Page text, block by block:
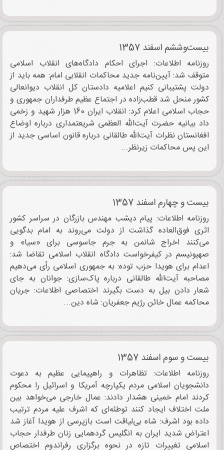
بیست‌وششم اسفند 1357
روزنامه اطلاعات: اجرای احکام دادگاه‌های انقلاب اسلامی
متوقف شد: آیین‌نامه جدید محاکمات انقلابی امام: همه باید از
دولت پشتیبانی کنیم اعلامیه دادستان کل انقلاب دیوانعالی
کشور منحل شد قطب‌زاده در اجتماع عظیم طرفداران جمهوری و
حجاب اسلامی اعلام کرد: انقلاب ایران 160 هزار شهید و زخمی
داد بیانیه حضرت آیت‌الله العظمی شریعتمداری درباره اوضاع
افغانستان نظرات آیت‌الله طالقانی درباره قانون اساسی جدید از
این پس محاکمات زیرنظر...
بیست و چهارم اسفند 1357
روزنامه اطلاعات: پیام دیشب مهندس بازرگان در سراسر کشور
اثری فوق‌العاده گذاشت از دولت می‌روند به امام بدگویی
می‌کنند اخراج شانمن به جرم جاسوسی برای «سیا» و
صهیونیسم در کیفرخواست دادگاه انقلاب اسلامی تقاضا شد:
اعدام برای هویدا حزب توده: به جمهوری اسلامی رأی می‌دهیم
مصاحبه آیت‌الله طالقانی درباره پاک‌سازی: جوانان به جای
شعار دادن بیل به دست بگیرند اختصاصی اطلاعات: جریان
محاکمه عمال خائن رژیم جعفریان: شاه دین...
بیست و سوم اسفند 1357
روزنامه اطلاعات: تظاهرات و راهپیمایی عظیم به دعوت
دانشجویان اسلامی مردم یکپارچه آمریکا و اسرائیل را محکوم
کردند امام خمینی هشدار دادند: عمال خارجی می‌خواهد بین
ملت اختلاف ایجاد کنند توطئه‌‌ای که اشرف علیه مردم ترتیب
داده بود اشرف: شاه بی‌لیاقت است بازپرسی از هویدا آغاز شد
اعتراض شدید ایران به انگلیس گردهمایی زنان طرفدار حجاب
اسلامی تغییرات تازه در نحوه برگزاری رفراندوم اختصاص